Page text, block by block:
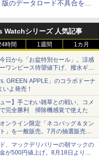
版のデータロード不具合を最
Watchシリーズ 人気記事
時間 1週間 1カ月
日から「お盆特別セール」。涼感
ワンピース待望値下げ、撥水ギア
円に
GREEN APPLE」のコラボドーナ
いよ発売！
ュー】手ごわい雑草との戦い、コメ
完全勝利 掃除機感覚で使えた
ンライン限定「ネコバッグ＆タン
」を一般販売。7月の抽選販売の
、マックデリバリーの朝マックの
が500円値上げ。8月18日より